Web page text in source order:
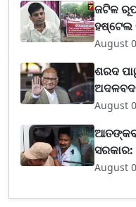
ଜଟିଳ
ହଷ୍ଟେଲ
August
ଶରଦ
August
August